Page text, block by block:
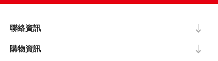
聯絡資訊
購物資訊